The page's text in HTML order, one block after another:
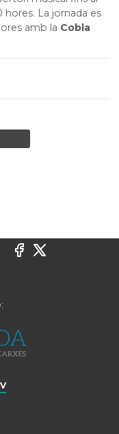
hores. La jornada es
amb la Cobla